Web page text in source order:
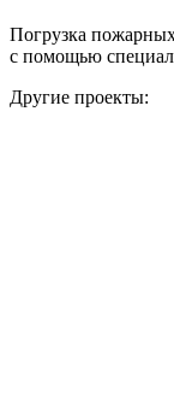
Погрузка
с помощью
Другие проекты: